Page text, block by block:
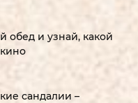
обед и узнай, какой
сандалии –